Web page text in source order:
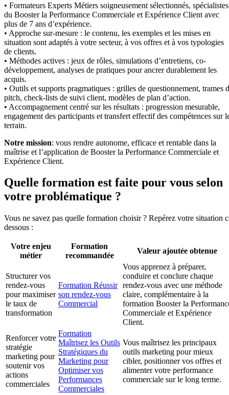
• Formateurs Experts Métiers soigneusement sélectionnés, spécialistes
du Booster la Performance Commerciale et Expérience Client avec
plus de 7 ans d’expérience.
• Approche sur-mesure : le contenu, les exemples et les mises en
situation sont adaptés à votre secteur, à vos offres et à vos typologies
de clients.
• Méthodes actives : jeux de rôles, simulations d’entretiens, co-
développement, analyses de pratiques pour ancrer durablement les
acquis.
• Outils et supports pragmatiques : grilles de questionnement, trames
pitch, check-lists de suivi client, modèles de plan d’action.
• Accompagnement centré sur les résultats : progression mesurable,
engagement des participants et transfert effectif des compétences sur
terrain.
Notre mission: vous rendre autonome, efficace et rentable dans la
maîtrise et l’application de Booster la Performance Commerciale et
Expérience Client.
Quelle formation est faite pour vous selon
votre problématique ?
Vous ne savez pas quelle formation choisir ? Repérez votre situation
dessous :
Votre enjeu
métier
Formation
recommandée
Valeur ajoutée obtenue
Structurer vos
rendez-vous
pour maximiser
le taux de
transformation
Formation Réussir
son rendez-vous
Commercial
Vous apprenez à préparer,
conduire et conclure chaque
rendez-vous avec une méthode
claire, complémentaire à la
formation Booster la
Commerciale et Expérience
Client.
Renforcer votre
stratégie
marketing pour
soutenir vos
actions
commerciales
Formation
Maîtrisez les Outils
Stratégiques du
Marketing pour
Optimiser vos
Performances
Commerciales
Vous maîtrisez les principaux
outils marketing pour mieux
cibler, positionner vos offres et
alimenter votre performance
commerciale sur le long terme.